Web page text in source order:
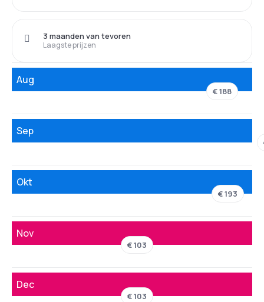
Laagste prijzen
3 maanden van tevoren
Aug
€ 188
Sep
Okt
€ 193
Nov
€ 103
Dec
€ 103